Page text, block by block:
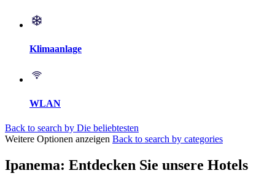
Klimaanlage
WLAN
Back to search by Die beliebtesten
Weitere Optionen anzeigen Back to search by categories
Ipanema: Entdecken Sie unsere Hotels